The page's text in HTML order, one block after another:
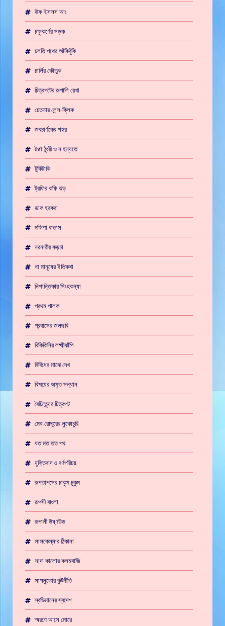
উফ ইসসস আঃ
চক্ষুকর্ণের সড়ক
চলতি পথের আঁকিবুঁকি
চার্লির কৌতুক
চিত্রপটের রুপালি রেখা
চেতনার লেন্স-ক্লিক
জবচার্ণকের শহর
টপ্পা ঠুংরী ও ন হন্যতে
টুকিটাকি
ট্রফির কফি ঝড়
ডাক হরকরা
দক্ষিণা বাতাস
নরনারীর কড়চা
না মানুষের ইতিকথা
নিশান্তিকার সিংহকন্যা
প্রথম পালক
প্রবাসের জলছবি
বিকিকিনির লক্ষ্মীঝাঁপি
বিবিধের মাঝে দেখ
বিষ্ময়ের অমৃত সন্ধান
বৈচিত্র্যের চিত্রপট
মেঘ রোদ্দুরের লুকোচুরি
যত মত তত পথ
যুক্তিবাদ ও বর্ণপরিচয়
রূপতাপসের চাকুম চুকুম
রূপসী বাংলা
রূপালী উষ্ণউড
লালকেল্লার ঠিকানা
সাদা কালোর কলমবাজি
সাপলুডোর কুটনীতি
স্বভিমানের স্বদেশ
স্মরণে আসে মোরে